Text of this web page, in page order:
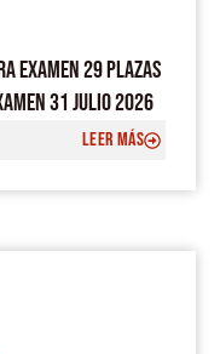
EXAMEN 29 PLAZAS
31 JULIO 2026
LEER MÁS